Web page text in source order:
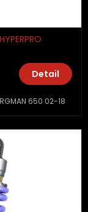
Detail
650 02-18